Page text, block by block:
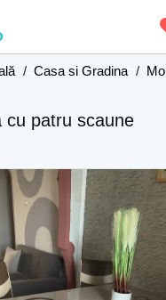
/ Casa si Gradina /
cu patru scaune